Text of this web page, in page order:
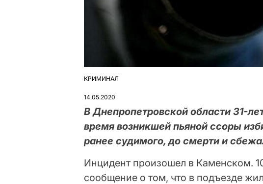
ОПУБЛІКУВАТИ
КРИМИНАЛ
14.05.2020
В Днепропетровской области 31-
время возникшей пьяной ссоры
ранее судимого, до смерти и
Инцидент произошел в Каменском.
сообщение о том, что в подъезде